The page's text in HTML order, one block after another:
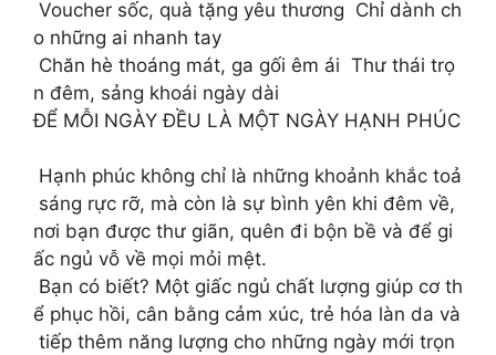
Voucher sốc, quà tặng yêu thương Chỉ dành ch
o những ai nhanh tay
Chăn hè thoáng mát, ga gối êm ái Thư thái trọ
n đêm, sảng khoái ngày dài
ĐỂ MỖI NGÀY ĐỀU LÀ MỘT NGÀY HẠNH PHÚC
Hạnh phúc không chỉ là những khoảnh khắc toả
sáng rực rỡ, mà còn là sự bình yên khi đêm về,
nơi bạn được thư giãn, quên đi bộn bề và để gi
ấc ngủ vỗ về mọi mỏi mệt.
Bạn có biết? Một giấc ngủ chất lượng giúp cơ th
ể phục hồi, cân bằng cảm xúc, trẻ hóa làn da và
tiếp thêm năng lượng cho những ngày mới trọn